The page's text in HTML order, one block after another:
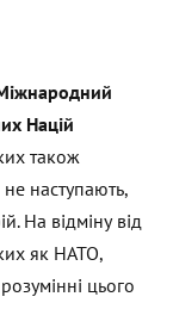
Націй
також
наступають,
На відміну від
як НАТО,
цього